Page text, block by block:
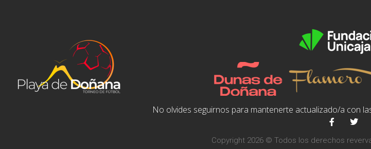
No olvides seguirnos para mantenerte actualizado/a con
Copyright 2026 © Todos los derechos